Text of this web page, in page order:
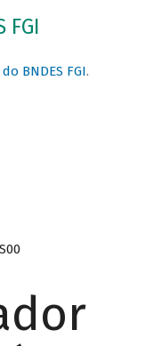
FGI
BNDES FGI.